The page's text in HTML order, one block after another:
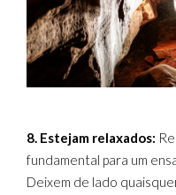
8. Estejam relaxados:
fundamental para um
Deixem de lado